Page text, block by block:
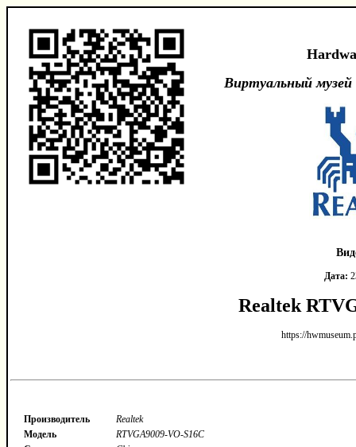
Виртуальный
Дата:
Realtek
https://
Производитель
Realtek
Модель
RTVGA9009-VO-S16C